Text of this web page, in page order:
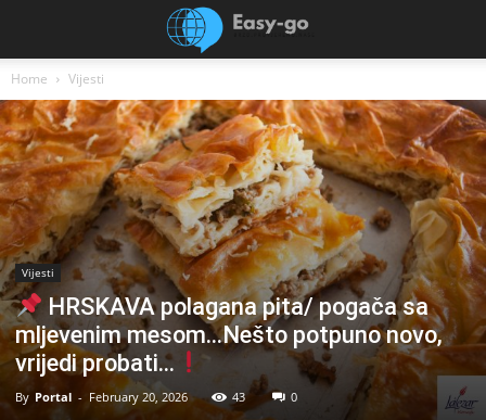
Home Vijesti
Vijesti
HRSKAVA polagana pita/ pogača sa
mljevenim mesom…Nešto potpuno novo,
vrijedi probati…
By Portal - February 20, 2026 43 0